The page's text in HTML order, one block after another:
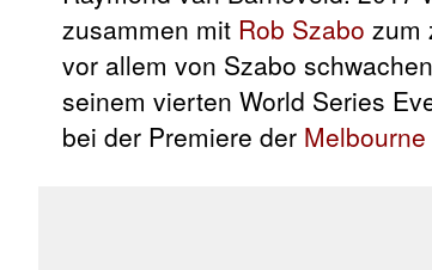
zusammen mit Rob Szabo zum
vor allem von Szabo
seinem vierten World Series
bei der Premiere der